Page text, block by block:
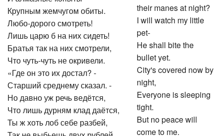
Крупным жемчугом обиты.
Любо-дорого смотреть!
Лишь царю б на них сидеть!
Братья так на них смотрели,
Что чуть-чуть не окривели.
«Где он это их достал? -
Старший среднему сказал. -
Но давно уж речь ведётся,
Что лишь дурням клад даётся,
Ты ж хоть лоб себе разбей,
their manes at night?
I will watch my little
pet-
He shall bite the
bullet yet.
City's covered now by
night,
Everyone is sleeping
tight.
But no peace will
come to me.